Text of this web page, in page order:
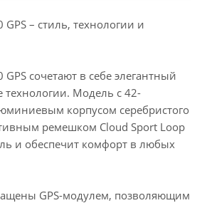
GPS – стиль, технологии и
GPS сочетают в себе элегантный
Модель с 42-
корпусом серебристого
ремешком Cloud Sport Loop
и обеспечит комфорт в любых
GPS-модулем, позволяющим